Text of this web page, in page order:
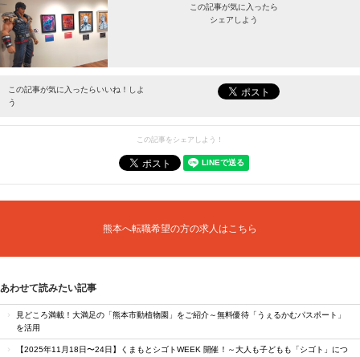
この記事が気に入ったら
シェアしよう
最新情報をお届けします。
この記事が気に入ったらいいね！しよ
う
この記事をシェアしよう！
熊本へ転職希望の方の求人はこちら
あわせて読みたい記事
見どころ満載！大満足の「熊本市動植物園」をご紹介～無料優待「うぇるかむパスポート」
を活用
【2025年11月18日〜24日】くまもとシゴトWEEK 開催！～大人も子どもも「シゴト」につ